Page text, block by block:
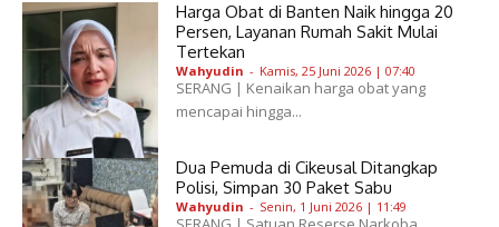
Harga Obat di Banten Naik hingga 20
Persen, Layanan Rumah Sakit Mulai
Tertekan
Wahyudin - Kamis, 25 Juni 2026 | 07:40
SERANG | Kenaikan harga obat yang
mencapai hingga...
Dua Pemuda di Cikeusal Ditangkap
Polisi, Simpan 30 Paket Sabu
Wahyudin - Senin, 1 Juni 2026 | 11:49